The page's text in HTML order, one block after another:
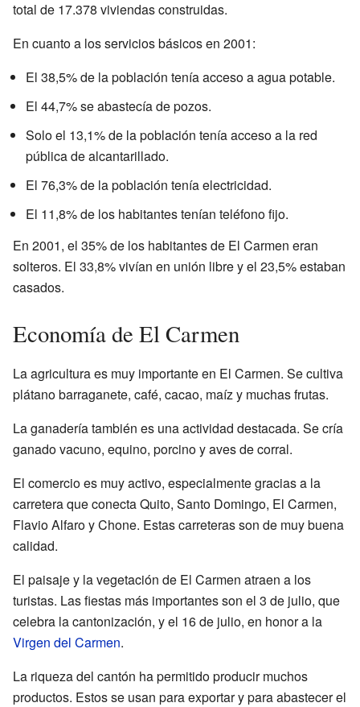
total de 17.378 viviendas construidas.
En cuanto a los servicios básicos en 2001:
El 38,5% de la población tenía acceso a agua potable.
El 44,7% se abastecía de pozos.
Solo el 13,1% de la población tenía acceso a la red
pública de alcantarillado.
El 76,3% de la población tenía electricidad.
El 11,8% de los habitantes tenían teléfono fijo.
En 2001, el 35% de los habitantes de El Carmen eran
solteros. El 33,8% vivían en unión libre y el 23,5% estaban
casados.
Economía de El Carmen
La agricultura es muy importante en El Carmen. Se cultiva
plátano barraganete, café, cacao, maíz y muchas frutas.
La ganadería también es una actividad destacada. Se cría
ganado vacuno, equino, porcino y aves de corral.
El comercio es muy activo, especialmente gracias a la
carretera que conecta Quito, Santo Domingo, El Carmen,
Flavio Alfaro y Chone. Estas carreteras son de muy buena
calidad.
El paisaje y la vegetación de El Carmen atraen a los
turistas. Las fiestas más importantes son el 3 de julio, que
celebra la cantonización, y el 16 de julio, en honor a la
Virgen del Carmen.
La riqueza del cantón ha permitido producir muchos
productos. Estos se usan para exportar y para abastecer el